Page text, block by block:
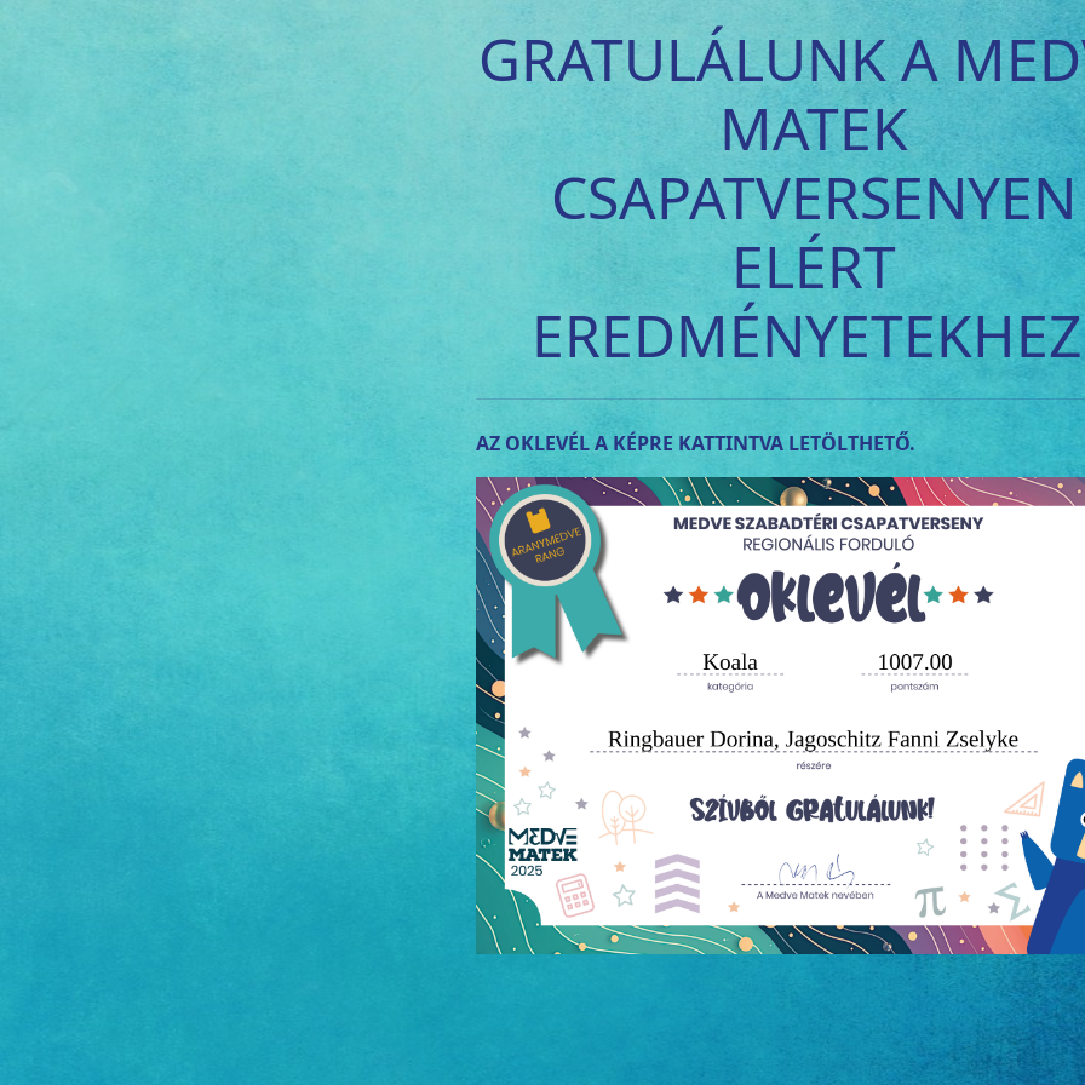
GRATULÁLUNK A
MATEK
CSAPATVERSENYEN
ELÉRT
AZ OKLEVÉL A KÉPRE KATTINTVA LETÖLTHETŐ.